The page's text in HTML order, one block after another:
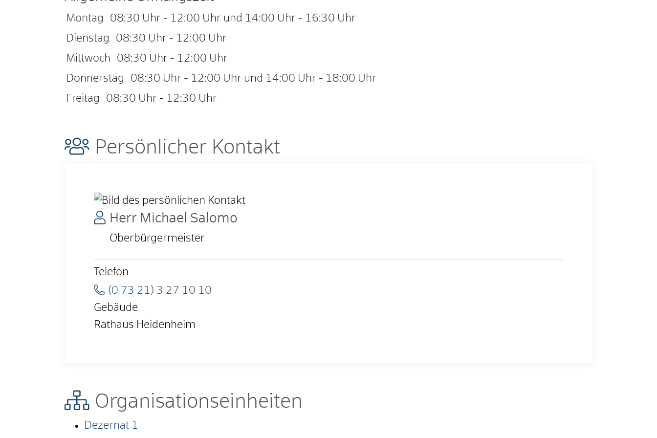
Montag 08:30 Uhr - 12:00 Uhr und 14:00 Uhr - 16:30 Uhr
Dienstag
08:30 Uhr - 12:00 Uhr
Mittwoch
08:30 Uhr - 12:00 Uhr
Donnerstag
08:30 Uhr - 12:00 Uhr und 14:00 Uhr - 18:00 Uhr
Freitag
08:30 Uhr - 12:30 Uhr
Persönlicher Kontakt
Herr Michael Salomo
Oberbürgermeister
Telefon
(0 73 21) 3 27 10 10
Gebäude
Rathaus Heidenheim
Organisationseinheiten
Dezernat 1